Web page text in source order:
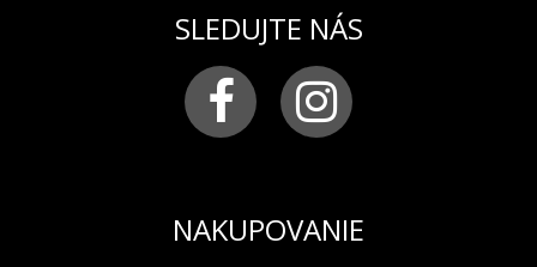
hnedá
chirurgická oceľ matná s logom VOSTOK-
šírka remienka: 24 mm
SLEDUJTE NÁS
NAKUPOVANIE